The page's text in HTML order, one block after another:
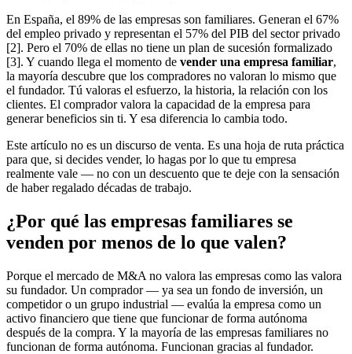
En España, el 89% de las empresas son familiares. Generan el 67%
del empleo privado y representan el 57% del PIB del sector privado
[2]. Pero el 70% de ellas no tiene un plan de sucesión formalizado
[3]. Y cuando llega el momento de vender una empresa familiar,
la mayoría descubre que los compradores no valoran lo mismo que
el fundador. Tú valoras el esfuerzo, la historia, la relación con los
clientes. El comprador valora la capacidad de la empresa para
generar beneficios sin ti. Y esa diferencia lo cambia todo.
Este artículo no es un discurso de venta. Es una hoja de ruta práctica
para que, si decides vender, lo hagas por lo que tu empresa
realmente vale — no con un descuento que te deje con la sensación
de haber regalado décadas de trabajo.
¿Por qué las empresas familiares se
venden por menos de lo que valen?
Porque el mercado de M&A no valora las empresas como las valora
su fundador. Un comprador — ya sea un fondo de inversión, un
competidor o un grupo industrial — evalúa la empresa como un
activo financiero que tiene que funcionar de forma autónoma
después de la compra. Y la mayoría de las empresas familiares no
funcionan de forma autónoma. Funcionan gracias al fundador.